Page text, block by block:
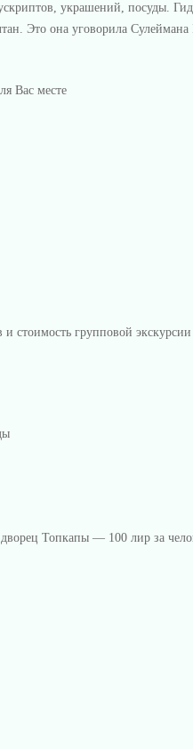
украшений, посуды.
Это она уговорила
Вас месте
и стоимость групповой
Топкапы — 100 лир за